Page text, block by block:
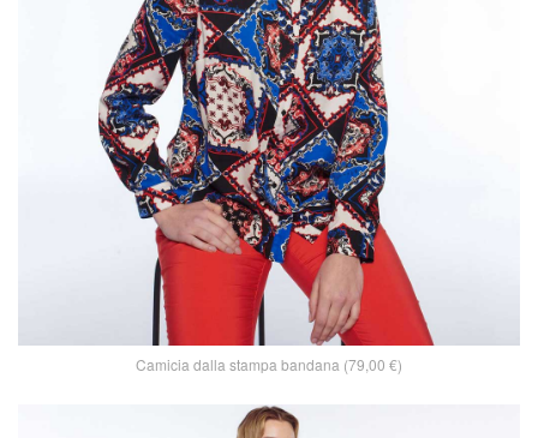
Camicia dalla stampa bandana (79,00 €)